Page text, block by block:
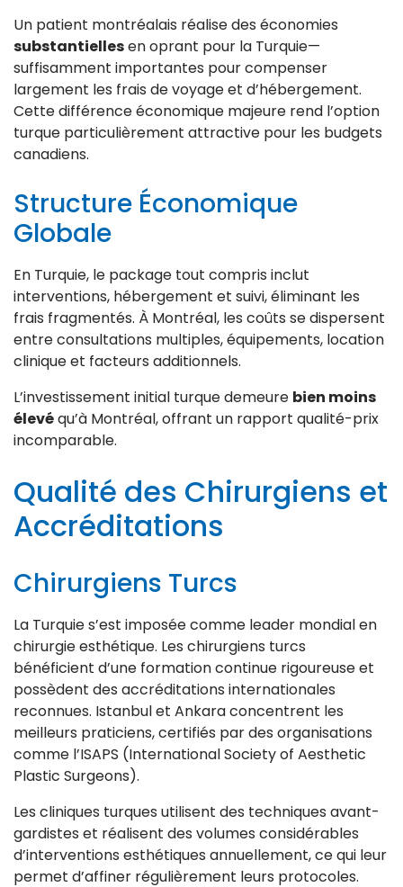
Un patient montréalais réalise des économies
substantiellesen oprant pour la Turquie—
suffisamment importantes pour compenser
largement les frais de voyage et d’hébergement.
Cette différence économique majeure rend l’option
turque particulièrement attractive pour les budgets
canadiens.
Structure Économique
Globale
En Turquie, le package tout compris inclut
interventions, hébergement et suivi, éliminant les
frais fragmentés. À Montréal, les coûts se dispersent
entre consultations multiples, équipements, location
clinique et facteurs additionnels.
L’investissement initial turque demeure bien moins
élevéqu’à Montréal, offrant un rapport qualité-prix
incomparable.
Qualité des Chirurgiens et
Accréditations
Chirurgiens Turcs
La Turquie s’est imposée comme leader mondial en
chirurgie esthétique. Les chirurgiens turcs
bénéficient d’une formation continue rigoureuse et
possèdent des accréditations internationales
reconnues. Istanbul et Ankara concentrent les
meilleurs praticiens, certifiés par des organisations
comme l’ISAPS (International Society of Aesthetic
Plastic Surgeons).
Les cliniques turques utilisent des techniques avant-
gardistes et réalisent des volumes considérables
d’interventions esthétiques annuellement, ce qui leur
permet d’affiner régulièrement leurs protocoles.